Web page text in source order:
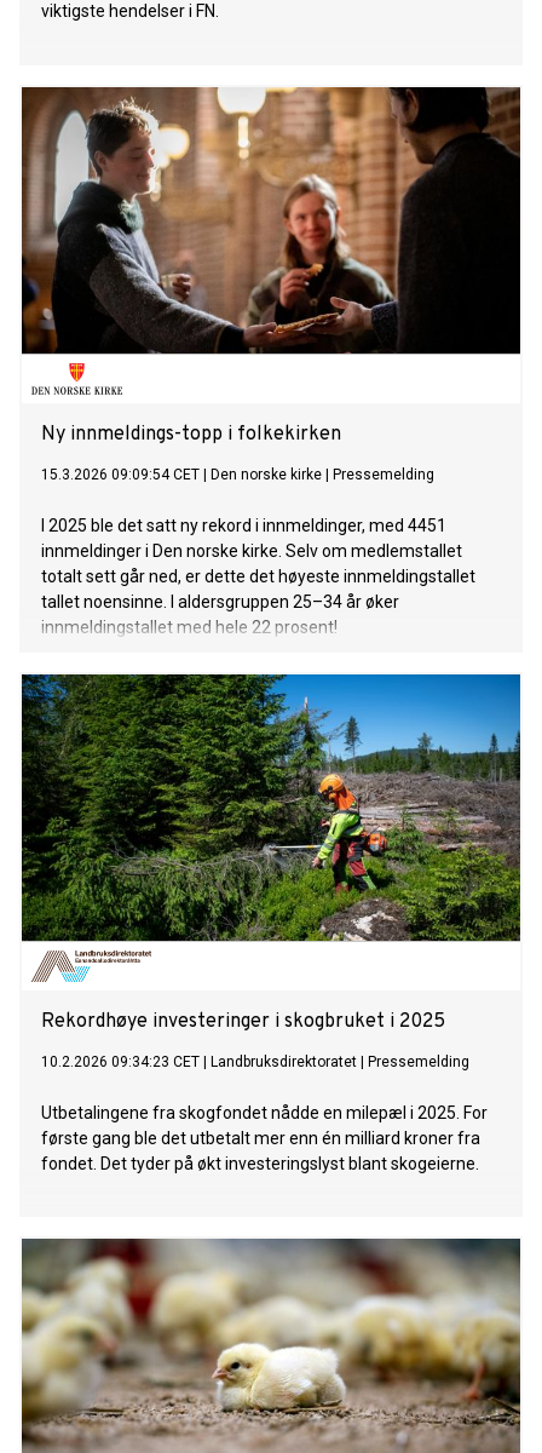
viktigste hendelser i FN.
Ny innmeldings-topp i folkekirken
15.3.2026 09:09:54 CET Den norske kirke Pressemelding
I 2025 ble det satt ny rekord i innmeldinger, med 4451
innmeldinger i Den norske kirke. Selv om medlemstallet
totalt sett går ned, er dette det høyeste innmeldingstallet
tallet noensinne. I aldersgruppen 25–34 år øker
innmeldingstallet med hele 22 prosent!
Rekordhøye investeringer i skogbruket i 2025
10.2.2026 09:34:23 CET Landbruksdirektoratet Pressemelding
Utbetalingene fra skogfondet nådde en milepæl i 2025. For
første gang ble det utbetalt mer enn én milliard kroner fra
fondet. Det tyder på økt investeringslyst blant skogeierne.